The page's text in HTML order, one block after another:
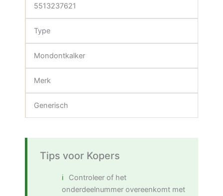
5513237621
Type
Mondontkalker
Merk
Generisch
Tips voor Kopers
Controleer of het
onderdeelnummer overeenkomt met